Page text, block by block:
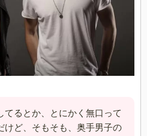
てるとか、とにかく無口って
けど、そもそも、奥手男子の